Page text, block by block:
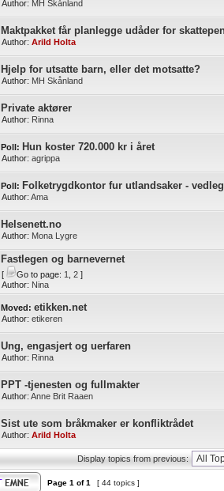
Author: MH Skånland
Maktpakket får planlegge udåder for
Author: Arild Holta
Hjelp for utsatte barn, eller det motsatte?
Author: MH Skånland
Private aktører
Author: Rinna
Poll: Hun koster 720.000 kr i året
Author: agrippa
Poll: Folketrygdkontor fur utlandsaker -
Author: Ama
Helsenett.no
Author: Mona Lygre
Fastlegen og barnevernet
[ Go to page: 1 2 ]
Author: Nina
Moved: etikken.net
Author: etikeren
Ung, engasjert og uerfaren
Author: Rinna
PPT -tjenesten og fullmakter
Author: Anne Brit Raaen
Sist ute som bråkmaker er konfliktrådet
Author: Arild Holta
Display topics from previous:
Page 1 of1 [ 44 topics ]